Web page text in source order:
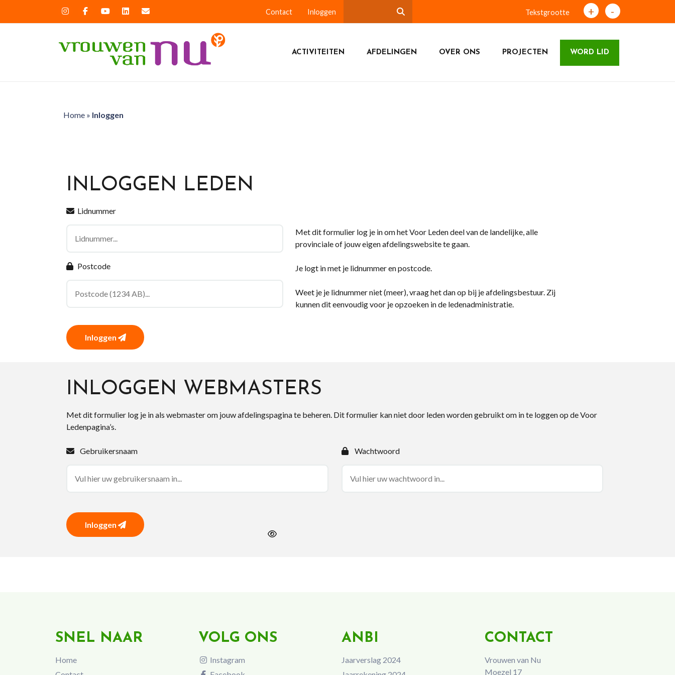
Contact Inloggen Tekstgrootte + -
ACTIVITEITEN AFDELINGEN OVER ONS PROJECTEN WORD LID
Home» Inloggen
INLOGGEN LEDEN
Lidnummer
Postcode
Inloggen
Met dit formulier log je in om het Voor Leden deel van de landelijke, alle
provinciale of jouw eigen afdelingswebsite te gaan.
Je logt in met je lidnummer en postcode.
Weet je je lidnummer niet (meer), vraag het dan op bij je afdelingsbestuur. Zij
kunnen dit eenvoudig voor je opzoeken in de ledenadministratie.
INLOGGEN WEBMASTERS
Met dit formulier log je in als webmaster om jouw afdelingspagina te beheren. Dit formulier kan niet door leden worden gebruikt om in te loggen op de Voor
Ledenpagina’s.
Gebruikersnaam Wachtwoord
Inloggen
SNEL NAAR
Home
VOLG ONS
Instagram
ANBI
Jaarverslag 2024
CONTACT
Vrouwen van Nu
Moezel 17